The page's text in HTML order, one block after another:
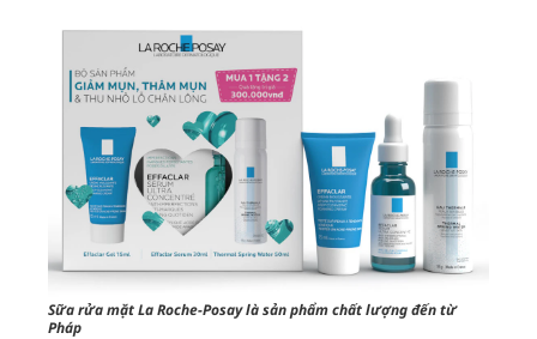
Sữa rửa mặt La Roche-Posay là sản phẩm chất lượng đến từ
Pháp